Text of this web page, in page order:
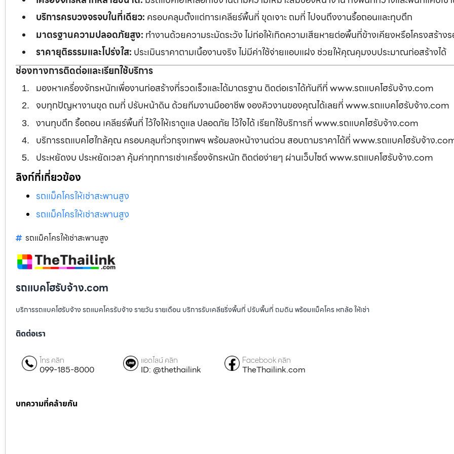
บริการครบวงจรจบในที่เดียว: ครอบคลุมตั้งแต่การเคลียร์พื้นที่ ขุดเจาะ ถมที่ ไปจนถึงงานรื้อถอนและทุบตึก
มาตรฐานความปลอดภัยสูง: ทำงานด้วยความระมัดระวัง ไม่ก่อให้เกิดความเสียหายต่อพื้นที่ข้างเคียงหรือโครงสร้าง
ราคายุติธรรมและโปร่งใส: ประเมินราคาตามเนื้องานจริง ไม่มีค่าใช้จ่ายแอบแฝง ช่วยให้คุณคุมงบประมาณก่อสร้างได้
ช่องทางการติดต่อและเรียกใช้บริการ
มองหาเครื่องจักรหนักเพื่องานก่อสร้างที่รวดเร็วและได้มาตรฐาน ติดต่อเราได้ทันทีที่ www.รถแบคโฮรับจ้าง.com
จบทุกปัญหางานขุด ถมที่ ปรับหน้าดิน ด้วยทีมงานมืออาชีพ จองคิวงานของคุณได้เลยที่ www.รถแบคโฮรับจ้าง.com
งานทุบตึก รื้อถอน เคลียร์พื้นที่ ไว้ใจให้เราดูแล ปลอดภัย ไว้ใจได้ เรียกใช้บริการที่ www.รถแบคโฮรับจ้าง.com
บริการรถแบคโฮใกล้คุณ ครอบคลุมทั่วกรุงเทพฯ พร้อมลงหน้างานด่วน สอบถามราคาได้ที่ www.รถแบคโฮรับจ้าง
ประหยัดงบ ประหยัดเวลา คุ้มค่าทุกการเช่าเครื่องจักรหนัก ติดต่อง่ายๆ ผ่านเว็บไซต์ www.รถแบคโฮรับจ้าง.com
ลิงก์ที่เกี่ยวข้อง
รถแม็คโครให้เช่าสะพานสูง
รถแม็คโครให้เช่าสะพานสูง
รถแม็คโครให้เช่าสะพานสูง
รถแบคโฮรับจ้าง.com
บริการรถแบคโฮรับจ้าง รถแมคโครรับจ้าง รายวัน รายเดือน บริการรับเคลียริ่งพื้นที่ ปรับพื้นที่ ถมดิน พร้อมแม็คโคร หกล้อ ให้เช่า
ติดต่อเรา
โทร คลิก
099-185-8000
แอดไลน์ คลิก
ID: @thethailink
Facebook คลิก
TheThailink.com
บทความที่คล้ายกัน